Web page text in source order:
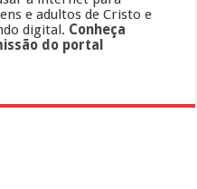
e adultos de Cristo e
digital. Conheça
do portal